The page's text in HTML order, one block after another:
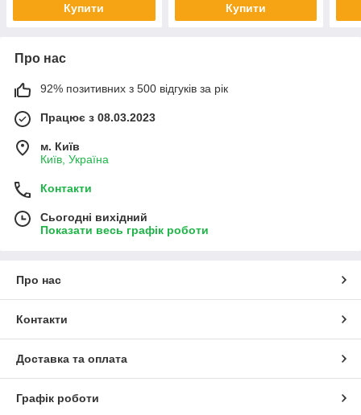
Купити Купити
Про нас
92% позитивних з 500 відгуків за рік
Працює з 08.03.2023
м. Київ
Київ, Україна
Контакти
Сьогодні вихідний
Показати весь графік роботи
Про нас
Контакти
Доставка та оплата
Графік роботи